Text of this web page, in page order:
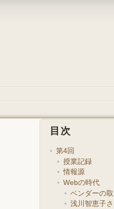
目次
第4回
授業記録
情報源
Webの時代
ベンダーの
浅川智恵子